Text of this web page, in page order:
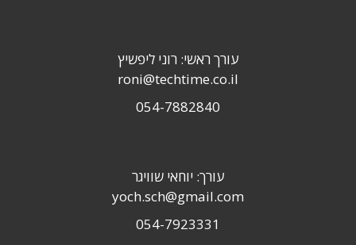
עורך ראשי: רוני ליפשיץ
roni@techtime.co.il
054-7882840
עורך: יוחאי שוויגר
yoch.sch@gmail.com
054-7923331